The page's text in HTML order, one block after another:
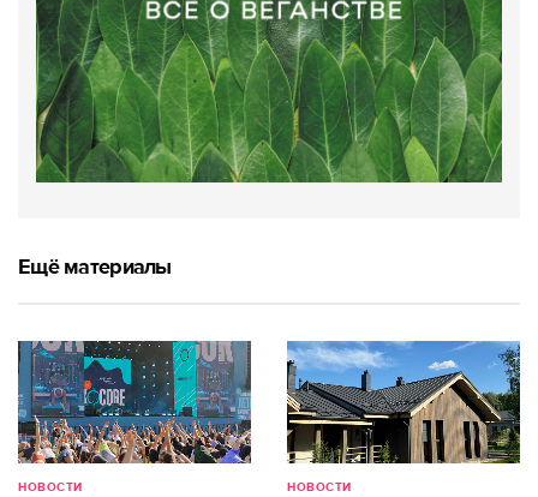
Ещё материалы
НОВОСТИ НОВОСТИ